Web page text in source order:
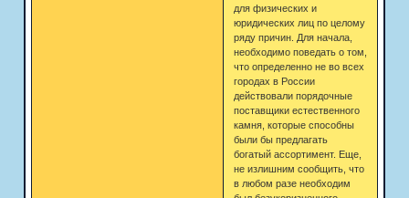
для физических и
юридических лиц по целому
ряду причин. Для начала,
необходимо поведать о том,
что определенно не во всех
городах в России
действовали порядочные
поставщики естественного
камня, которые способны
были бы предлагать
богатый ассортимент. Еще,
не излишним сообщить, что
в любом разе необходим